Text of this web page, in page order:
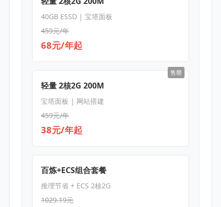
40GB ESSD | 宝塔面板
459元/年
68元/年起
售罄
轻量 2核2G 200M
宝塔面板 | 网站搭建
459元/年
38元/年起
百炼+ECS组合套餐
推理节省 + ECS 2核2G
1029.19元